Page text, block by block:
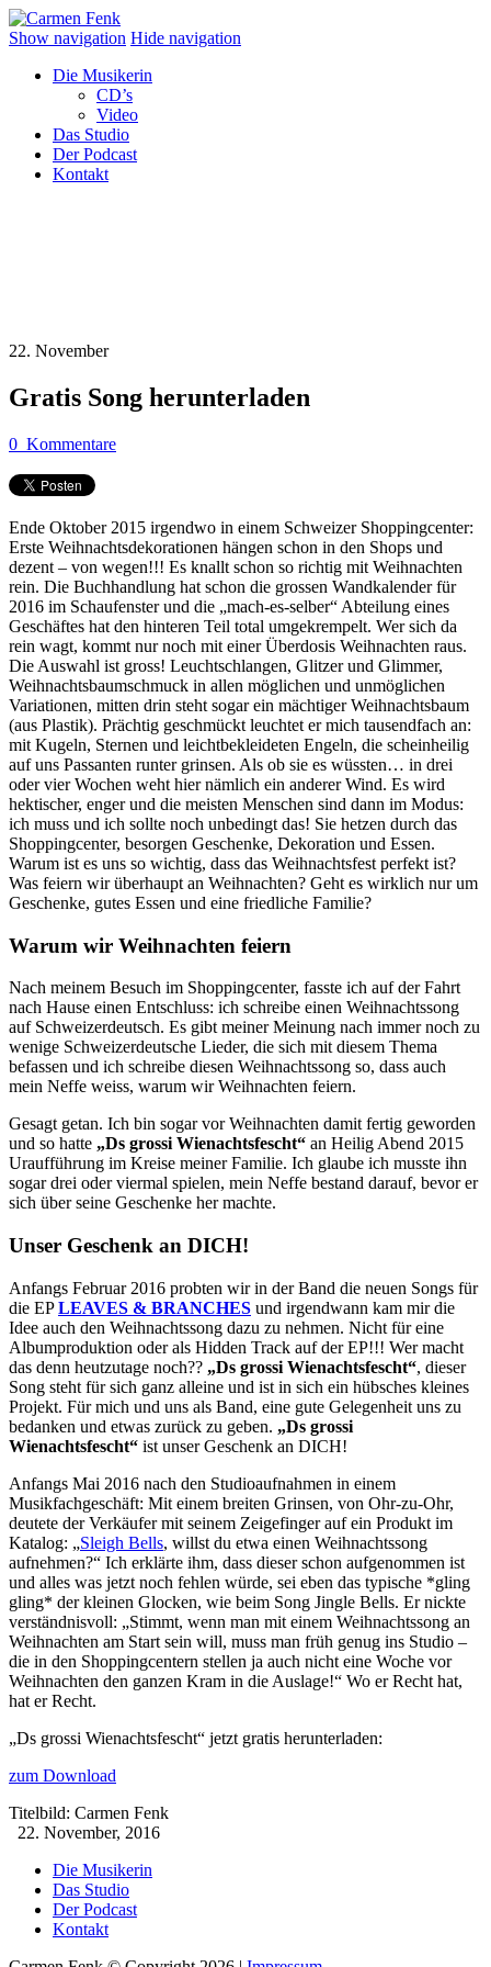
Show navigation Hide navigation
Die Musikerin
CD’s
Video
Das Studio
Der Podcast
Kontakt
22. November
Gratis Song herunterladen
0 Kommentare
Ende Oktober 2015 irgendwo in einem Schweizer Shoppingcenter:
Erste Weihnachtsdekorationen hängen schon in den Shops und
dezent – von wegen!!! Es knallt schon so richtig mit Weihnachten
rein. Die Buchhandlung hat schon die grossen Wandkalender für
2016 im Schaufenster und die „mach-es-selber“ Abteilung eines
Geschäftes hat den hinteren Teil total umgekrempelt. Wer sich da
rein wagt, kommt nur noch mit einer Überdosis Weihnachten raus.
Die Auswahl ist gross! Leuchtschlangen, Glitzer und Glimmer,
Weihnachtsbaumschmuck in allen möglichen und unmöglichen
Variationen, mitten drin steht sogar ein mächtiger Weihnachtsbaum
(aus Plastik). Prächtig geschmückt leuchtet er mich tausendfach an:
mit Kugeln, Sternen und leichtbekleideten Engeln, die scheinheilig
auf uns Passanten runter grinsen. Als ob sie es wüssten… in drei
oder vier Wochen weht hier nämlich ein anderer Wind. Es wird
hektischer, enger und die meisten Menschen sind dann im Modus:
ich muss und ich sollte noch unbedingt das! Sie hetzen durch das
Shoppingcenter, besorgen Geschenke, Dekoration und Essen.
Warum ist es uns so wichtig, dass das Weihnachtsfest perfekt ist?
Was feiern wir überhaupt an Weihnachten? Geht es wirklich nur um
Geschenke, gutes Essen und eine friedliche Familie?
Warum wir Weihnachten feiern
Nach meinem Besuch im Shoppingcenter, fasste ich auf der Fahrt
nach Hause einen Entschluss: ich schreibe einen Weihnachtssong
auf Schweizerdeutsch. Es gibt meiner Meinung nach immer noch zu
wenige Schweizerdeutsche Lieder, die sich mit diesem Thema
befassen und ich schreibe diesen Weihnachtssong so, dass auch
mein Neffe weiss, warum wir Weihnachten feiern.
Gesagt getan. Ich bin sogar vor Weihnachten damit fertig geworden
und so hatte „Ds grossi Wienachtsfescht“ an Heilig Abend 2015
Uraufführung im Kreise meiner Familie. Ich glaube ich musste ihn
sogar drei oder viermal spielen, mein Neffe bestand darauf, bevor er
sich über seine Geschenke her machte.
Unser Geschenk an DICH!
Anfangs Februar 2016 probten wir in der Band die neuen Songs für
die EPLEAVES & BRANCHES und irgendwann kam mir die
Idee auch den Weihnachtssong dazu zu nehmen. Nicht für eine
Albumproduktion oder als Hidden Track auf der EP!!! Wer macht
das denn heutzutage noch?? „Ds grossi Wienachtsfescht“, dieser
Song steht für sich ganz alleine und ist in sich ein hübsches kleines
Projekt. Für mich und uns als Band, eine gute Gelegenheit uns zu
bedanken und etwas zurück zu geben. „Ds grossi
Wienachtsfescht“ ist unser Geschenk an DICH!
Anfangs Mai 2016 nach den Studioaufnahmen in einem
Musikfachgeschäft: Mit einem breiten Grinsen, von Ohr-zu-Ohr,
deutete der Verkäufer mit seinem Zeigefinger auf ein Produkt im
Katalog: „Sleigh Bells, willst du etwa einen Weihnachtssong
aufnehmen?“ Ich erklärte ihm, dass dieser schon aufgenommen ist
und alles was jetzt noch fehlen würde, sei eben das typische *gling
gling* der kleinen Glocken, wie beim Song Jingle Bells. Er nickte
verständnisvoll: „Stimmt, wenn man mit einem Weihnachtssong an
Weihnachten am Start sein will, muss man früh genug ins Studio –
die in den Shoppingcentern stellen ja auch nicht eine Woche vor
Weihnachten den ganzen Kram in die Auslage!“ Wo er Recht hat,
hat er Recht.
„Ds grossi Wienachtsfescht“ jetzt gratis herunterladen:
zum Download
Titelbild: Carmen Fenk
22. November, 2016
Die Musikerin
Das Studio
Der Podcast
Kontakt